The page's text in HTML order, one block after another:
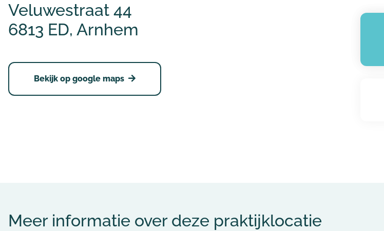
Veluwestraat 44
6813 ED, Arnhem
Bekijk op google maps
Meer informatie over deze praktijklocatie